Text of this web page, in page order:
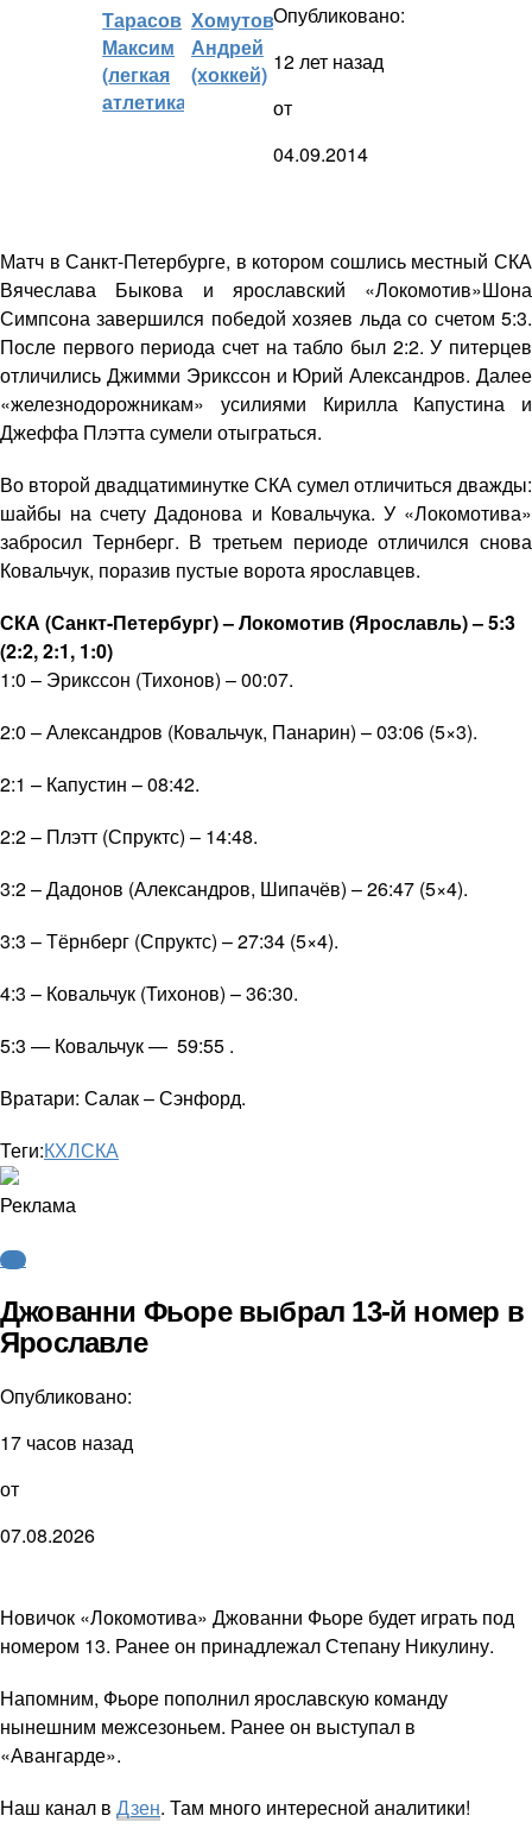
Тарасов
Максим
(легкая
атлетика)
Хомутов
Андрей
(хоккей)
Опубликовано:
12 лет назад
от
04.09.2014
Матч в Санкт-Петербурге, в котором сошлись местный СКА
Вячеслава Быкова и ярославский «Локомотив»Шона
Симпсона завершился победой хозяев льда со счетом 5:3.
После первого периода счет на табло был 2:2. У питерцев
отличились Джимми Эрикссон и Юрий Александров. Далее
«железнодорожникам» усилиями Кирилла Капустина и
Джеффа Плэтта сумели отыграться.
Во второй двадцатиминутке СКА сумел отличиться дважды:
шайбы на счету Дадонова и Ковальчука. У «Локомотива»
забросил Тернберг. В третьем периоде отличился снова
Ковальчук, поразив пустые ворота ярославцев.
СКА (Санкт-Петербург) – Локомотив (Ярославль) – 5:3
(2:2, 2:1, 1:0)
1:0 – Эрикссон (Тихонов) – 00:07.
2:0 – Александров (Ковальчук, Панарин) – 03:06 (5×3).
2:1 – Капустин – 08:42.
2:2 – Плэтт (Спруктс) – 14:48.
3:2 – Дадонов (Александров, Шипачёв) – 26:47 (5×4).
3:3 – Тёрнберг (Спруктс) – 27:34 (5×4).
4:3 – Ковальчук (Тихонов) – 36:30.
5:3 — Ковальчук — 59:55 .
Вратари: Салак – Сэнфорд.
Теги:КХЛСКА
Реклама
КХЛ
Джованни Фьоре выбрал 13-й номер в
Ярославле
Опубликовано:
17 часов назад
от
07.08.2026
Новичок «Локомотива» Джованни Фьоре будет играть под
номером 13. Ранее он принадлежал Степану Никулину.
Напомним, Фьоре пополнил ярославскую команду
нынешним межсезоньем. Ранее он выступал в
«Авангарде».
Наш канал в Дзен. Там много интересной аналитики!